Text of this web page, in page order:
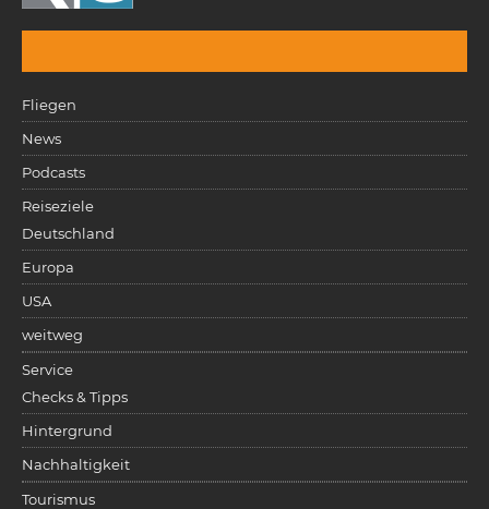
Fliegen
News
Podcasts
Reiseziele
Deutschland
Europa
USA
weitweg
Service
Checks & Tipps
Hintergrund
Nachhaltigkeit
Tourismus